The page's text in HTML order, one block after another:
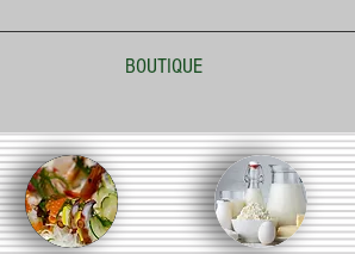
BOUTIQUE